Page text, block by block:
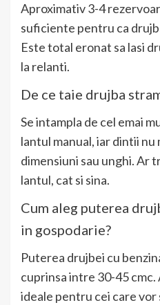
Aproximativ 3-4
suficiente pentru ca
Este total eronat sa lasi
la relanti.
De ce taie drujba
Se intampla de cel emai
lantul manual, iar dintii nu
dimensiuni sau unghi. Ar
lantul, cat si sina.
Cum aleg puterea
in gospodarie?
Puterea drujbei cu
cuprinsa intre 30-45
ideale pentru cei care vor